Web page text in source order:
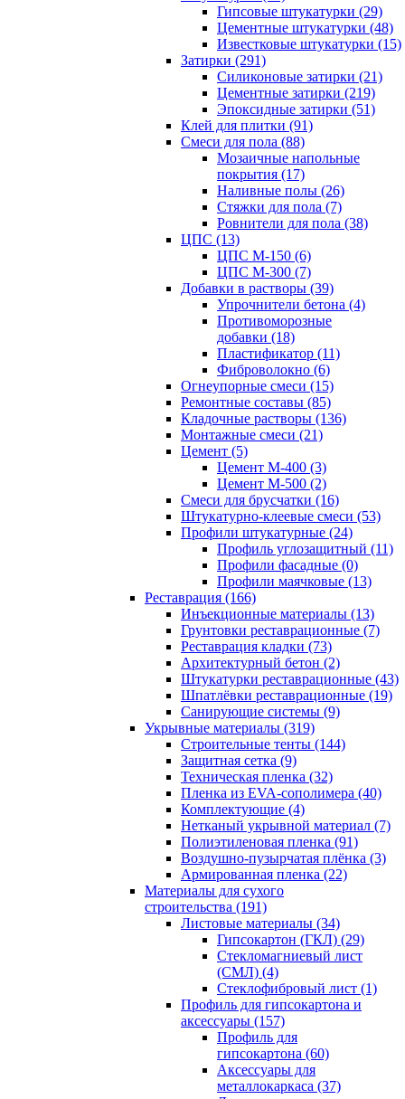
Гипсовые штукатурки (29)
Цементные штукатурки (48)
Известковые штукатурки (15)
Затирки (291)
Силиконовые затирки (21)
Цементные затирки (219)
Эпоксидные затирки (51)
Клей для плитки (91)
Смеси для пола (88)
Мозаичные напольные
покрытия (17)
Наливные полы (26)
Стяжки для пола (7)
Ровнители для пола (38)
ЦПС (13)
ЦПС М-150 (6)
ЦПС М-300 (7)
Добавки в растворы (39)
Упрочнители бетона (4)
Противоморозные
добавки (18)
Пластификатор (11)
Фиброволокно (6)
Огнеупорные смеси (15)
Ремонтные составы (85)
Кладочные растворы (136)
Монтажные смеси (21)
Цемент (5)
Цемент М-400 (3)
Цемент М-500 (2)
Смеси для брусчатки (16)
Штукатурно-клеевые смеси (53)
Профили штукатурные (24)
Профиль углозащитный (11)
Профили фасадные (0)
Профили маячковые (13)
Реставрация (166)
Инъекционные материалы (13)
Грунтовки реставрационные (7)
Реставрация кладки (73)
Архитектурный бетон (2)
Штукатурки реставрационные (43)
Шпатлёвки реставрационные (19)
Санирующие системы (9)
Укрывные материалы (319)
Строительные тенты (144)
Защитная сетка (9)
Техническая пленка (32)
Пленка из EVA-сополимера (40)
Комплектующие (4)
Нетканый укрывной материал (7)
Полиэтиленовая пленка (91)
Воздушно-пузырчатая плёнка (3)
Армированная пленка (22)
Материалы для сухого
строительства (191)
Листовые материалы (34)
Гипсокартон (ГКЛ) (29)
Стекломагниевый лист
(СМЛ) (4)
Cтеклофибровый лист (1)
Профиль для гипсокартона и
аксессуары (157)
Профиль для
гипсокартона (60)
Аксессуары для
металлокаркаса (37)